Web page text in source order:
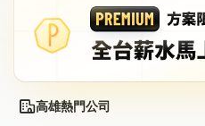
高雄熱門公司